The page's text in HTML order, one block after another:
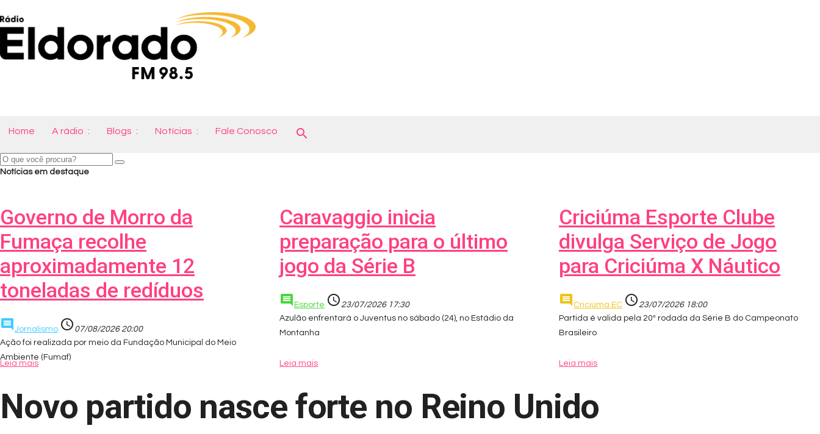
Home A rádio Blogs Notícias Fale Conosco search
Notícias em destaque
Governo de Morro da
Fumaça recolhe
aproximadamente 12
toneladas de redíduos
comment Jornalismo access_time 07/08/2026 20:00
Ação foi realizada por meio da Fundação Municipal do Meio
Ambiente (Fumaf)
Leia mais
Caravaggio inicia
preparação para o último
jogo da Série B
comment Esporte access_time23/07/2026 17:30
Azulão enfrentará o Juventus no sábado (24), no Estádio da
Montanha
Leia mais
Criciúma Esporte Clube
divulga Serviço de Jogo
para Criciúma X Náutico
comment Criciúma EC access_time23/07/2026 18:00
Partida é valida pela 20ª rodada da Série B do Campeonato
Brasileiro
Leia mais
Novo partido nasce forte no Reino Unido